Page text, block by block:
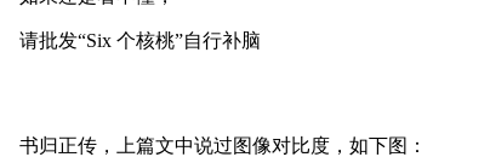
请批发“Six 个核桃”自行补脑
书归正传，上篇文中说过图像对比度，如下图：